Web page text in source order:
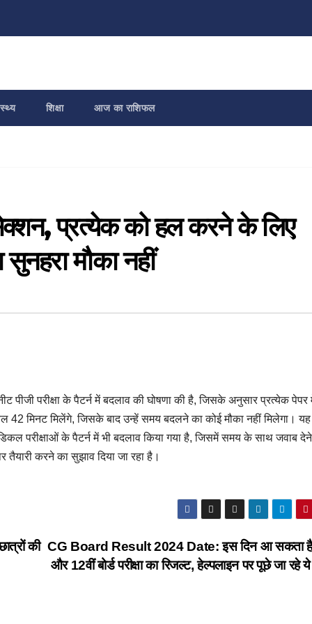
शिक्षा आज का राशिफल
प्रत्येक को हल करने के लिए
मौका नहीं
परीक्षा के पैटर्न में बदलाव की घोषणा की है, जिसके अनुसार प्रत्येक पेपर
मिनट मिलेंगे, जिसके बाद उन्हें समय बदलने का कोई मौका नहीं मिलेगा। यह
परीक्षाओं के पैटर्न में भी बदलाव किया गया है, जिसमें समय के साथ जवाब
करने का सुझाव दिया जा रहा है।
CG Board Result 2024 Date: इस दिन आ सकता है
और 12वीं बोर्ड परीक्षा का रिजल्ट, हेल्‍पलाइन पर पूछे जा रहे
की